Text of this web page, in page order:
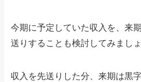
今期に予定していた収入を、来
送りすることも検討してみましょ
収入を先送りした分、来期は黒